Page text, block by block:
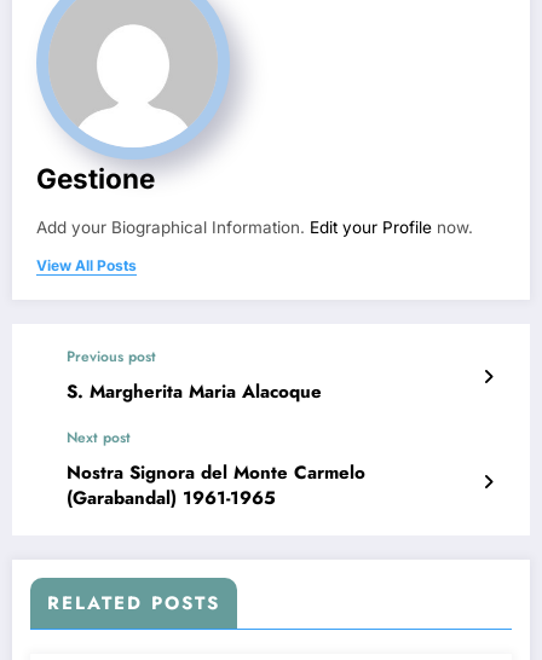
Gestione
Add your Biographical Information. Edit your Profile now.
View All Posts
Previous post
S. Margherita Maria Alacoque
Next post
Nostra Signora del Monte Carmelo
(Garabandal) 1961-1965
RELATED POSTS